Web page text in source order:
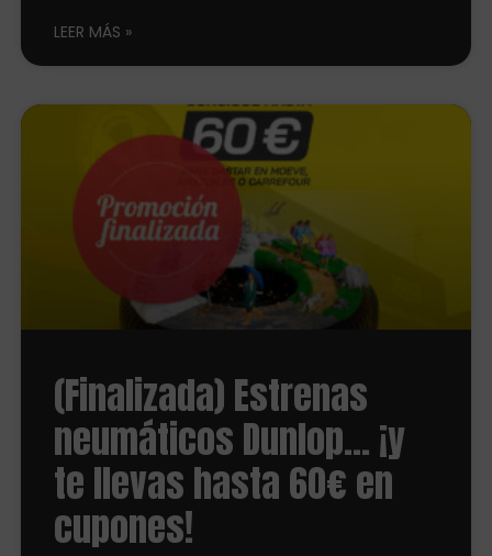
LEER MÁS
(Finalizada) Estrenas
neumáticos Dunlop… ¡y
te llevas hasta 60€ en
cupones!